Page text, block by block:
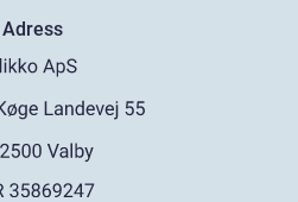
Adress